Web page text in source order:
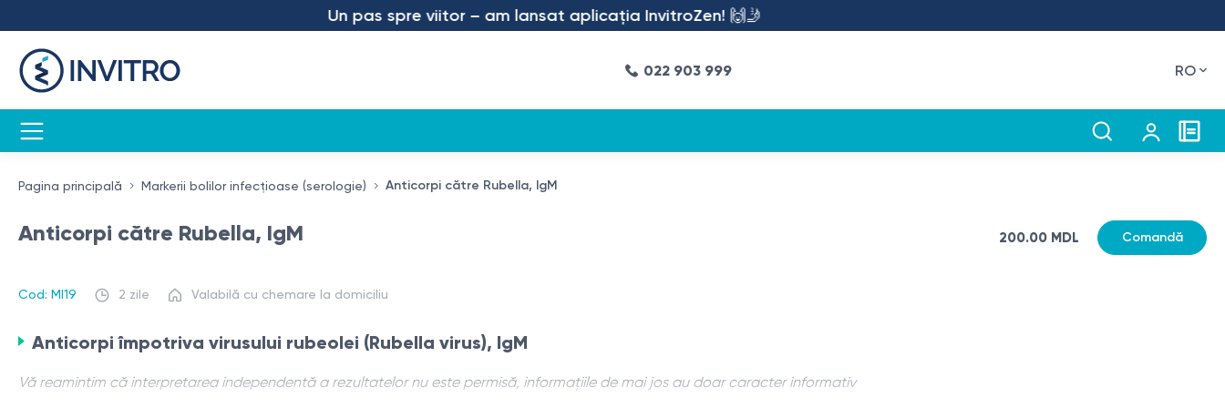
Un pas spre viitor – am lansat aplicația InvitroZen! 🙌🤳
022 903 999 RO
Pagina principală Markerii bolilor infecțioase (serologie) Anticorpi către Rubella, IgM
Anticorpi către Rubella, IgM
Cod: MI19 2 zile Valabilă cu chemare la domiciliu
200.00 MDL Comandă
Anticorpi împotriva virusului rubeolei (Rubella virus), IgM
Vă reamintim că interpretarea independentă a rezultatelor nu este permisă, informațiile de mai jos au doar caracter informativ